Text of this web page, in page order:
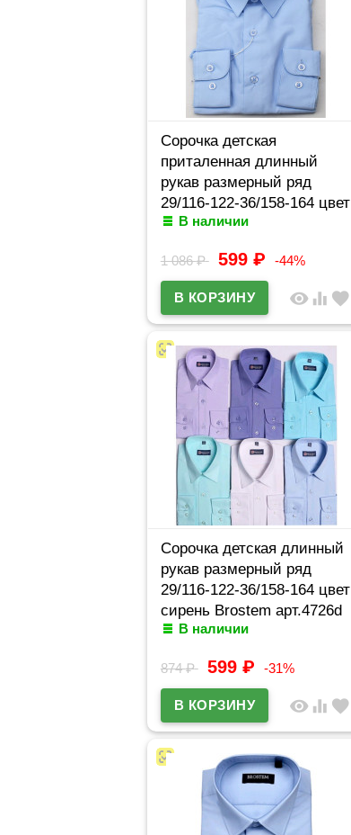
Сорочка детская
приталенная длинный
рукав размерный ряд
29/116-122-36/158-164 цвет
голубой Brostem
В наличии
1 086₽ 599 ₽ -44%
visibility equalizer favorite
Сорочка детская длинный
рукав размерный ряд
29/116-122-36/158-164 цвет
сирень Brostem арт.4726d
В наличии
874₽ 599 ₽ -31%
visibility equalizer favorite